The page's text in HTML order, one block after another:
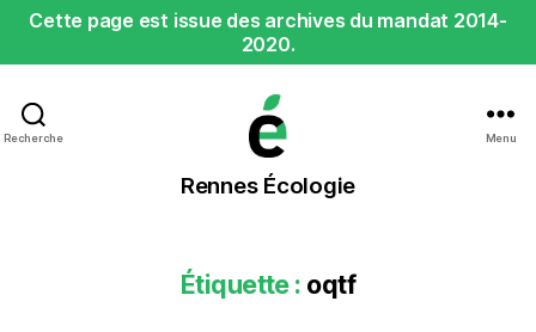
Cette page est issue des archives du mandat 2014-
2020.
Recherche
Rennes
Écologie
Rennes Écologie
Menu
Étiquette : oqtf